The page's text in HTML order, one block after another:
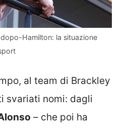
Hamilton: la situazione
al team di Brackley
svariati nomi: dagli
– che poi ha